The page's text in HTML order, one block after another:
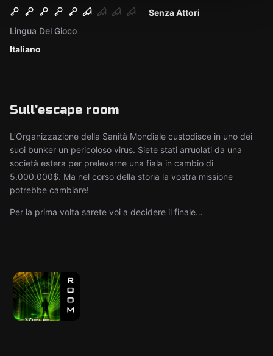
Senza Attori
Italiano
Lingua Del Gioco
Sull'escape room
L’Organizzazione della Sanità Mondiale custodisce in uno dei
suoi bunker un pericoloso virus. Siete stati arruolati da una
società estera per prelevarne una fiala in cambio di
5.000.000$. Ma nel corso della storia la vostra missione
potrebbe cambiare!
Per la prima volta sarete voi a decidere il finale…